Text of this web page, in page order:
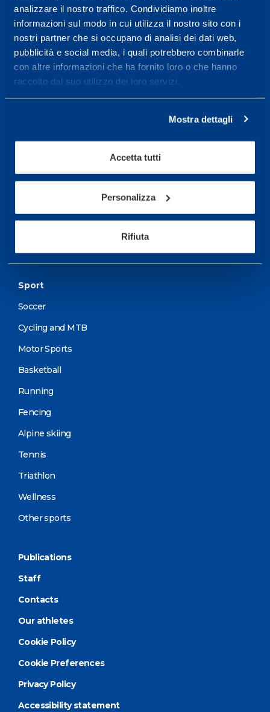
analizzare il nostro traffico. Condividiamo inoltre
informazioni sul modo in cui utilizza il nostro sito con i
nostri partner che si occupano di analisi dei dati web,
pubblicità e social media, i quali potrebbero combinarle
con altre informazioni che ha fornito loro o che hanno
raccolto dal suo utilizzo dei loro servizi.
Mostra dettagli
Accetta tutti
Personalizza
Rifiuta
From Monday to Friday
08.30 - 18.30
Service center for high
performance and well-
More informations
Services
Assessment Test
Sport
Soccer
Cycling and MTB
Motor Sports
Basketball
Running
Fencing
Alpine skiing
Tennis
Triathlon
Wellness
Other sports
Publications
Staff
Contacts
Our athletes
Cookie Policy
Cookie Preferences
Privacy Policy
Accessibility statement